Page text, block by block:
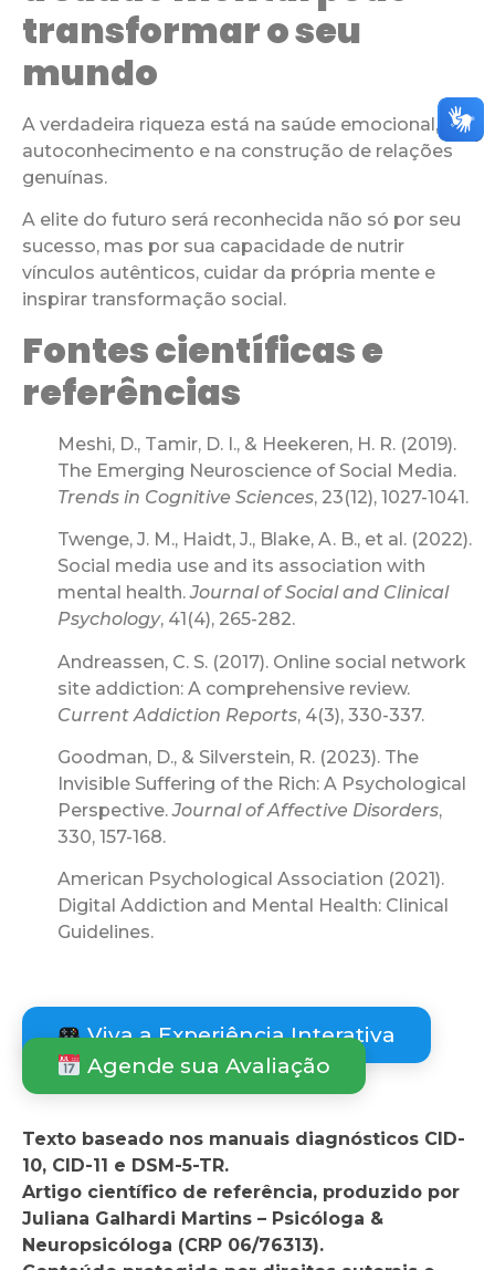
transformar o seu
mundo
A verdadeira riqueza está na saúde emocional, no
autoconhecimento e na construção de relações
genuínas.
A elite do futuro será reconhecida não só por seu
sucesso, mas por sua capacidade de nutrir
vínculos autênticos, cuidar da própria mente e
inspirar transformação social.
Fontes científicas e
referências
Meshi, D., Tamir, D. I., & Heekeren, H. R. (2019).
The Emerging Neuroscience of Social Media.
Trends in Cognitive Sciences, 23(12), 1027-1041.
Twenge, J. M., Haidt, J., Blake, A. B., et al. (2022).
Social media use and its association with
mental health.Journal of Social and Clinical
Psychology, 41(4), 265-282.
Andreassen, C. S. (2017). Online social network
site addiction: A comprehensive review.
Current Addiction Reports, 4(3), 330-337.
Goodman, D., & Silverstein, R. (2023). The
Invisible Suffering of the Rich: A Psychological
Perspective.Journal of Affective Disorders,
330, 157-168.
American Psychological Association (2021).
Digital Addiction and Mental Health: Clinical
Guidelines.
Viva a Experiência Interativa
Agende sua Avaliação
Texto baseado nos manuais diagnósticos CID-
10, CID-11 e DSM-5-TR.
Artigo científico de referência, produzido por
Juliana Galhardi Martins – Psicóloga &
Neuropsicóloga (CRP 06/76313).